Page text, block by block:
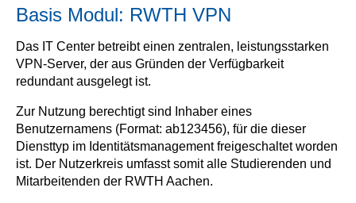
Basis Modul: RWTH VPN
Das IT Center betreibt einen zentralen, leistungsstarken
VPN-Server, der aus Gründen der Verfügbarkeit
redundant ausgelegt ist.
Zur Nutzung berechtigt sind Inhaber eines
Benutzernamens (Format: ab123456), für die dieser
Diensttyp im Identitätsmanagement freigeschaltet worden
ist. Der Nutzerkreis umfasst somit alle Studierenden und
Mitarbeitenden der RWTH Aachen.